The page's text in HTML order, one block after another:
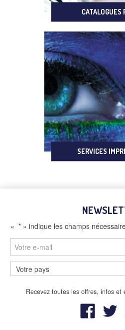
CATALOGUES
SERVICES
« *» indique les champs
Recevez toutes les offres, infos et
–
Panneaux et
Mobilier urbain et